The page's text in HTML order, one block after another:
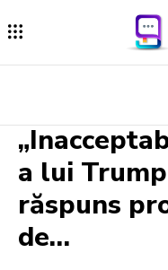
a lui
răspuns
de…